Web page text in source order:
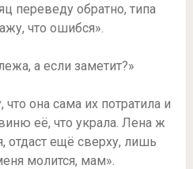
переведу обратно, типа
что ошибся».
а если заметит?»
она сама их потратила и
её, что украла. Лена ж
отдаст ещё сверху, лишь
молится, мам».